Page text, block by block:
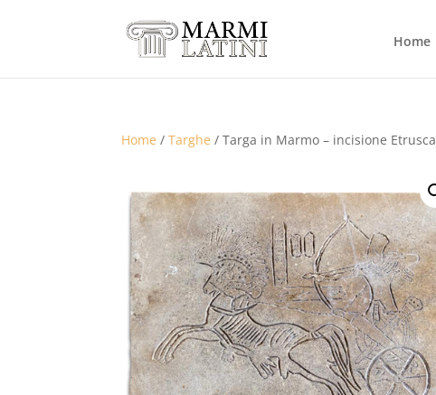
Home
Home /Targhe / Targa in Marmo – incisione Etrusca